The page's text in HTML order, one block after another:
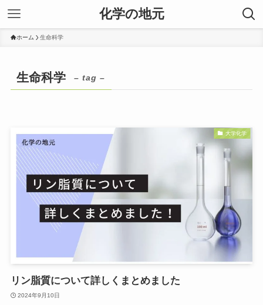
化学の地元
ホーム 生命科学
生命科学 – tag –
大学化学
リン脂質について詳しくまとめました
2024年9月10日